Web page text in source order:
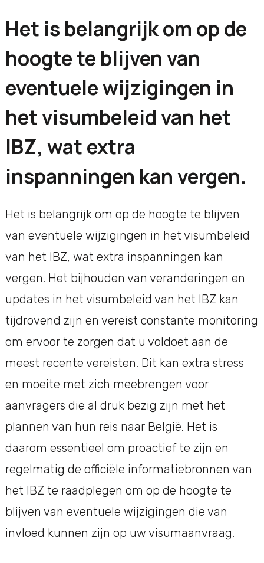
Het is belangrijk om op de
hoogte te blijven van
eventuele wijzigingen in
het visumbeleid van het
IBZ, wat extra
inspanningen kan vergen.
Het is belangrijk om op de hoogte te blijven
van eventuele wijzigingen in het visumbeleid
van het IBZ, wat extra inspanningen kan
vergen. Het bijhouden van veranderingen en
updates in het visumbeleid van het IBZ kan
tijdrovend zijn en vereist constante monitoring
om ervoor te zorgen dat u voldoet aan de
meest recente vereisten. Dit kan extra stress
en moeite met zich meebrengen voor
aanvragers die al druk bezig zijn met het
plannen van hun reis naar België. Het is
daarom essentieel om proactief te zijn en
regelmatig de officiële informatiebronnen van
het IBZ te raadplegen om op de hoogte te
blijven van eventuele wijzigingen die van
invloed kunnen zijn op uw visumaanvraag.